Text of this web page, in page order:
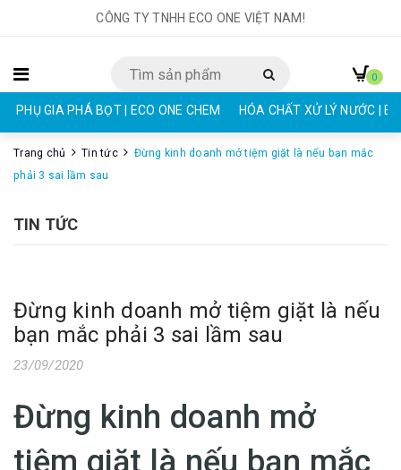
CÔNG TY TNHH ECO ONE VIỆT NAM!
PHỤ GIA PHÁ BỌT | ECO ONE CHEM HÓA CHẤT XỬ LÝ NƯỚC |
0
Trang chủ Tin tức
Đừng kinh doanh mở tiệm giặt là nếu bạn mắc
phải 3 sai lầm sau
TIN TỨC
Đừng kinh doanh mở tiệm giặt là nếu
bạn mắc phải 3 sai lầm sau
23/09/2020
Đừng kinh doanh mở
tiệm giặt là nếu bạn mắc